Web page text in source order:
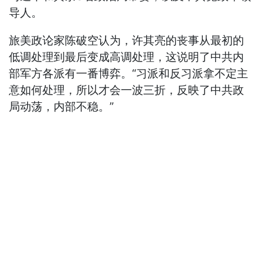
导人。
旅美政论家陈破空认为，许其亮的丧事从最初的
低调处理到最后变成高调处理，这说明了中共内
部军方各派有一番博弈。“习派和反习派拿不定主
意如何处理，所以才会一波三折，反映了中共政
局动荡，内部不稳。”